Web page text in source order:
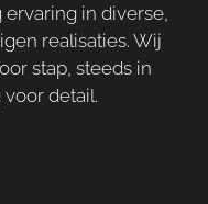
in diverse,
realisaties. Wij
stap, steeds in
detail.